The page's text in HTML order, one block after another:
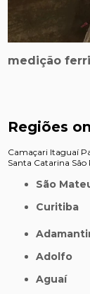
medição
Regiões
Camaçari Itaguaí
Santa Catarina São
São
Curitiba
Adolfo
Aguaí